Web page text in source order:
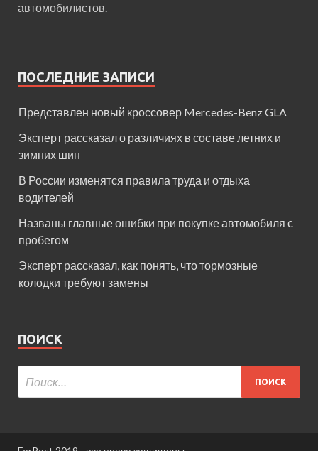
автомобилистов.
ПОСЛЕДНИЕ ЗАПИСИ
Представлен новый кроссовер Mercedes-Benz GLA
Эксперт рассказал о различиях в составе летних и
зимних шин
В России изменятся правила труда и отдыха
водителей
Названы главные ошибки при покупке автомобиля с
пробегом
Эксперт рассказал, как понять, что тормозные
колодки требуют замены
ПОИСК